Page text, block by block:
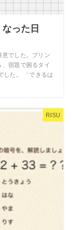
った日
意でした。プリン
、宿題で困るタイ
た。 「できるは
RISU